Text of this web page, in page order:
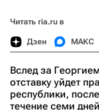
Читать ria.ru в
Дзен МАКС
Вслед за
отставку уйдет
республики,
течение семи